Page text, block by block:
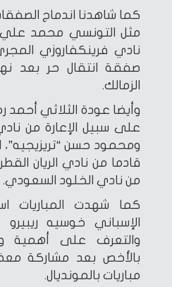
كما شاهدنا اندماج
مثل التونسي محمد علي
نادي فرينكفاروزي
صفقة انتقال حر بعد
الزمالك.
وأيضا عودة الثلاثي أحمد
على سبيل الإعارة من نادي
ومحمود حسن
قادما من نادي الريان
من نادي الخلود السعودي.
كما شهدت المباريات
الإسباني خوسيه
والتعرف على أهمية
مباريات بالمونديال.